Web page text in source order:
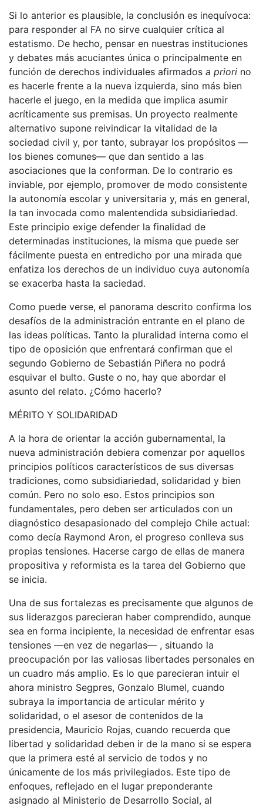
Si lo anterior es plausible, la conclusión es inequívoca:
para responder al FA no sirve cualquier crítica al
estatismo. De hecho, pensar en nuestras instituciones
y debates más acuciantes única o principalmente en
función de derechos individuales afirmados a priori no
es hacerle frente a la nueva izquierda, sino más bien
hacerle el juego, en la medida que implica asumir
acríticamente sus premisas. Un proyecto realmente
alternativo supone reivindicar la vitalidad de la
sociedad civil y, por tanto, subrayar los propósitos —
los bienes comunes— que dan sentido a las
asociaciones que la conforman. De lo contrario es
inviable, por ejemplo, promover de modo consistente
la autonomía escolar y universitaria y, más en general,
la tan invocada como malentendida subsidiariedad.
Este principio exige defender la finalidad de
determinadas instituciones, la misma que puede ser
fácilmente puesta en entredicho por una mirada que
enfatiza los derechos de un individuo cuya autonomía
se exacerba hasta la saciedad.
Como puede verse, el panorama descrito confirma los
desafíos de la administración entrante en el plano de
las ideas políticas. Tanto la pluralidad interna como el
tipo de oposición que enfrentará confirman que el
segundo Gobierno de Sebastián Piñera no podrá
esquivar el bulto. Guste o no, hay que abordar el
asunto del relato. ¿Cómo hacerlo?
MÉRITO Y SOLIDARIDAD
A la hora de orientar la acción gubernamental, la
nueva administración debiera comenzar por aquellos
principios políticos característicos de sus diversas
tradiciones, como subsidiariedad, solidaridad y bien
común. Pero no solo eso. Estos principios son
fundamentales, pero deben ser articulados con un
diagnóstico desapasionado del complejo Chile actual:
como decía Raymond Aron, el progreso conlleva sus
propias tensiones. Hacerse cargo de ellas de manera
propositiva y reformista es la tarea del Gobierno que
se inicia.
Una de sus fortalezas es precisamente que algunos de
sus liderazgos parecieran haber comprendido, aunque
sea en forma incipiente, la necesidad de enfrentar esas
tensiones —en vez de negarlas— , situando la
preocupación por las valiosas libertades personales en
un cuadro más amplio. Es lo que parecieran intuir el
ahora ministro Segpres, Gonzalo Blumel, cuando
subraya la importancia de articular mérito y
solidaridad, o el asesor de contenidos de la
presidencia, Mauricio Rojas, cuando recuerda que
libertad y solidaridad deben ir de la mano si se espera
que la primera esté al servicio de todos y no
únicamente de los más privilegiados. Este tipo de
enfoques, reflejado en el lugar preponderante
asignado al Ministerio de Desarrollo Social, al